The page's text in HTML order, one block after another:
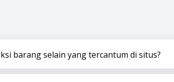
barang selain yang tercantum di situs?